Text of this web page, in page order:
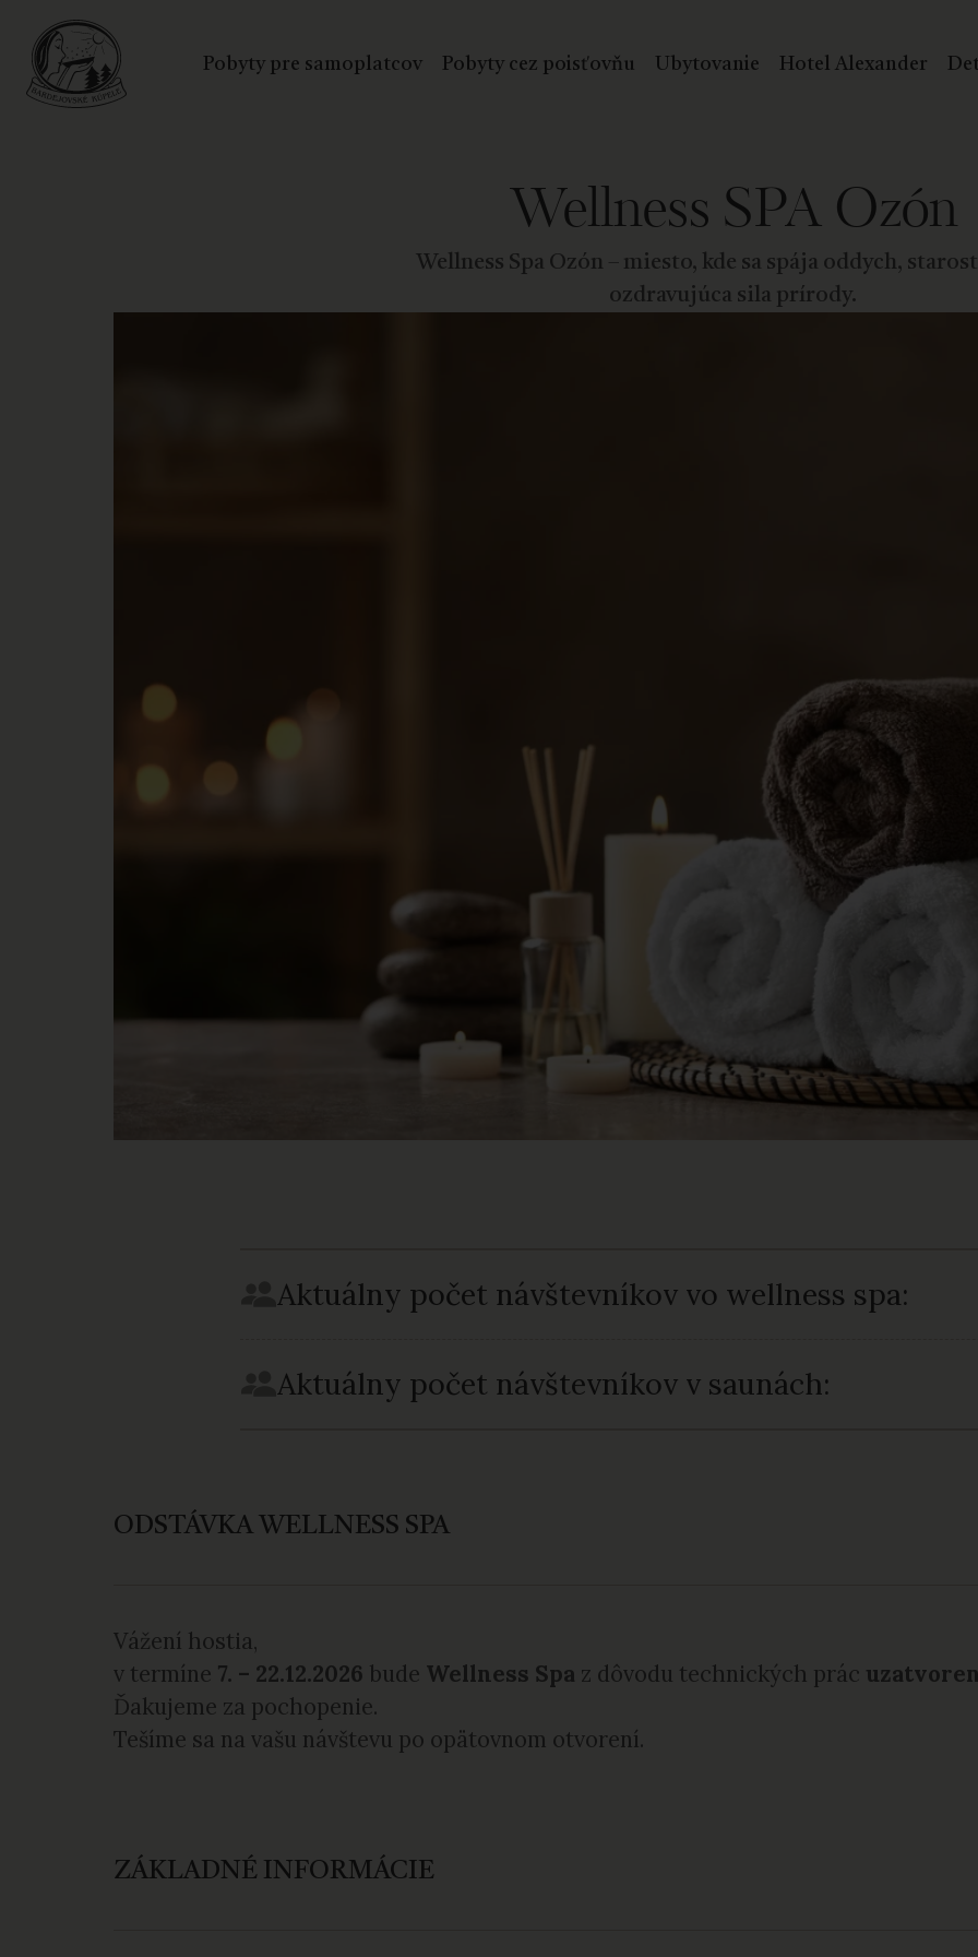
Pobyty pre samoplatcov Pobyty cez poisťovňu Ubytovanie Hotel Alexander
Wellness SPA Ozón
Wellness Spa Ozón – miesto, kde sa spája oddych,
ozdravujúca sila prírody.
Aktuálny počet návštevníkov vo wellness spa:
Aktuálny počet návštevníkov v saunách:
ODSTÁVKA WELLNESS SPA
Vážení hostia,
v termíne 7. – 22.12.2026 bude Wellness Spa z dôvodu technických prác
Ďakujeme za pochopenie.
Tešíme sa na vašu návštevu po opätovnom otvorení.
ZÁKLADNÉ INFORMÁCIE